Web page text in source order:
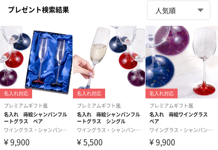
プレゼント検索結果